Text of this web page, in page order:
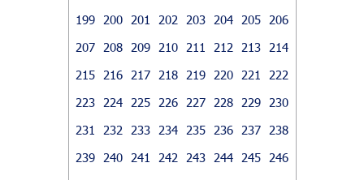
199
200 201 202 203 204 205
206
207
208 209 210 211 212 213
214
215
216 217 218 219 220 221
222
223
224 225 226 227 228 229
230
231
232 233 234 235 236 237
238
239
240 241 242 243 244 245
246